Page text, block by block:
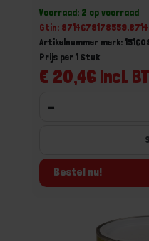
Voorraad: 2 op voorraad
Gtin:
Artikelnummer merk:
€ 20,46 incl.
Prijs per 1 Stuk
-
Bestel nu!